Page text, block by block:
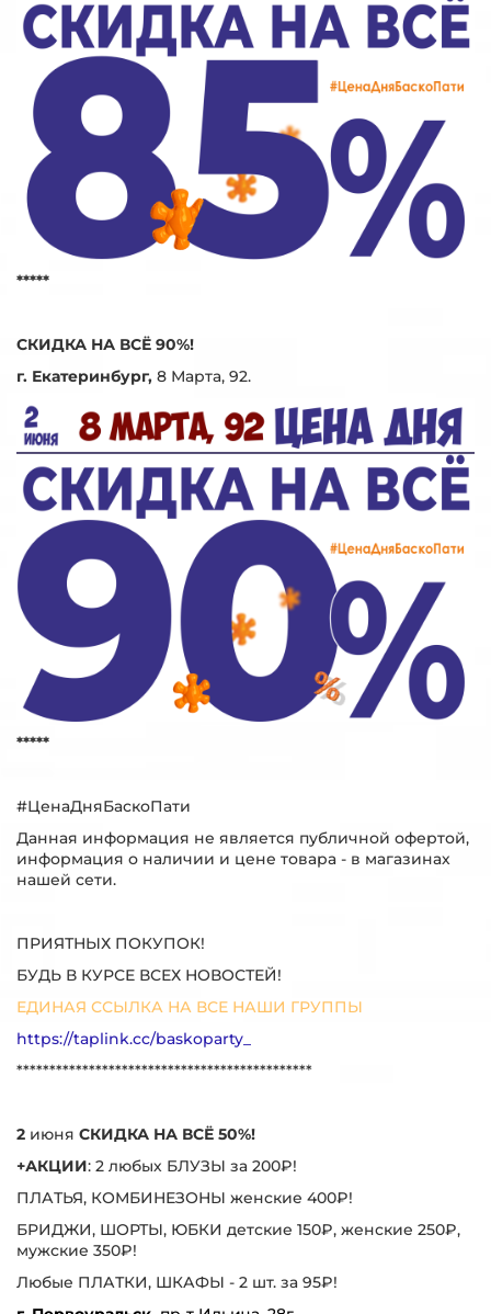
*****
СКИДКА НА ВСЁ 90%!
г. Екатеринбург, 8 Марта, 92.
*****
#ЦенаДняБаскоПати
Данная информация не является публичной офертой,
информация о наличии и цене товара - в магазинах
нашей сети.
ПРИЯТНЫХ ПОКУПОК!
БУДЬ В КУРСЕ ВСЕХ НОВОСТЕЙ!
ЕДИНАЯ ССЫЛКА НА ВСЕ НАШИ ГРУППЫ
https://taplink.cc/baskoparty_
*********************************************
2 июня СКИДКА НА ВСЁ 50%!
+АКЦИИ: 2 любых БЛУЗЫ за 200₽!
ПЛАТЬЯ, КОМБИНЕЗОНЫ женские 400₽!
БРИДЖИ, ШОРТЫ, ЮБКИ детские 150₽, женские 250₽,
мужские 350₽!
Любые ПЛАТКИ, ШКАФЫ - 2 шт. за 95₽!